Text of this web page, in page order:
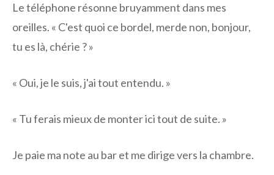
Le téléphone résonne bruyamment dans mes
oreilles. « C'est quoi ce bordel, merde non, bonjour,
tu es là, chérie ? »
« Oui, je le suis, j'ai tout entendu. »
« Tu ferais mieux de monter ici tout de suite. »
Je paie ma note au bar et me dirige vers la chambre.